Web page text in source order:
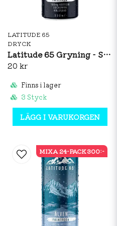
LATITUDE 65
DRYCK
Latitude 65 Gryning - Smultron 330ml
20 kr
Finns i lager
3 Styck
LÄGG I VARUKORGEN
MIXA 24-PACK 300:-